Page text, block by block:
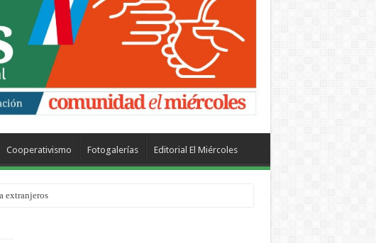
Cooperativismo Fotogalerías Editorial El Miércoles
extranjeros